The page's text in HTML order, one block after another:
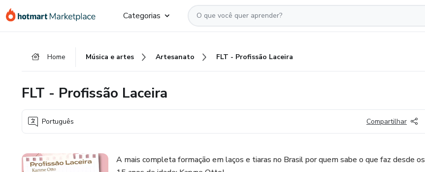
para
para
para
Categorias
Home Música e artes Artesanato FLT - Profissão Laceira
FLT - Profissão Laceira
Português Compartilhar
A mais completa formação em laços e tiaras no Brasil por quem sabe o que faz desde os